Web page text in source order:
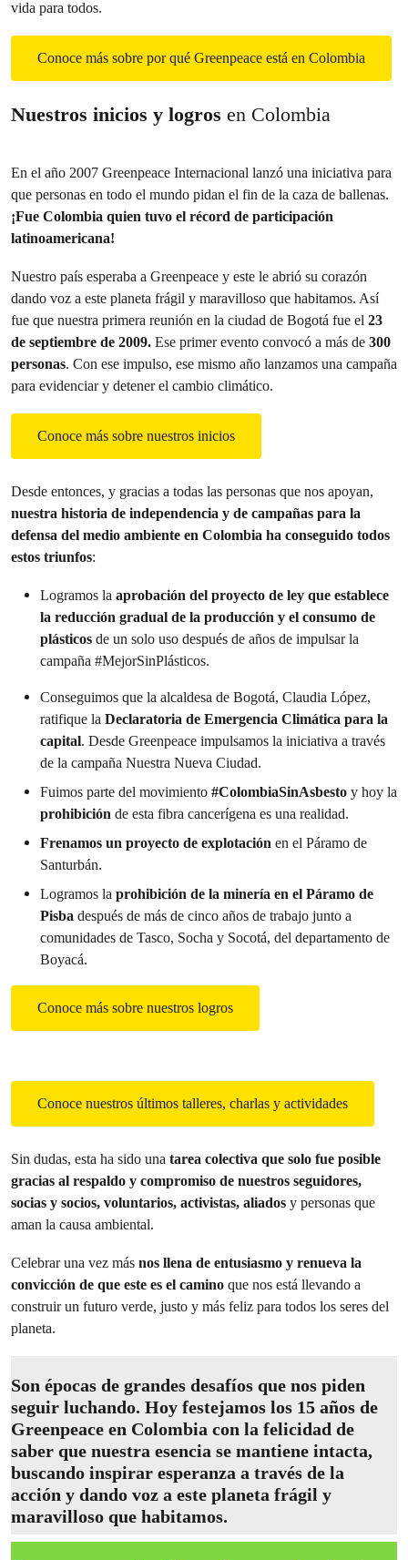
vida para todos.
Conoce más sobre por qué Greenpeace está en Colombia
Nuestros inicios y logros en Colombia
En el año 2007 Greenpeace Internacional lanzó una iniciativa para
que personas en todo el mundo pidan el fin de la caza de ballenas.
¡Fue Colombia quien tuvo el récord de participación
latinoamericana!
Nuestro país esperaba a Greenpeace y este le abrió su corazón
dando voz a este planeta frágil y maravilloso que habitamos. Así
fue que nuestra primera reunión en la ciudad de Bogotá fue el 23
de septiembre de 2009. Ese primer evento convocó a más de 300
personas. Con ese impulso, ese mismo año lanzamos una campaña
para evidenciar y detener el cambio climático.
Conoce más sobre nuestros inicios
Desde entonces, y gracias a todas las personas que nos apoyan,
nuestra historia de independencia y de campañas para la
defensa del medio ambiente en Colombia ha conseguido todos
estos triunfos:
Logramos la aprobación del proyecto de ley que establece
la reducción gradual de la producción y el consumo de
plásticos de un solo uso después de años de impulsar la
campaña #MejorSinPlásticos.
Conseguimos que la alcaldesa de Bogotá, Claudia López,
ratifique la Declaratoria de Emergencia Climática para la
capital. Desde Greenpeace impulsamos la iniciativa a través
de la campaña Nuestra Nueva Ciudad.
Fuimos parte del movimiento #ColombiaSinAsbesto y hoy la
prohibición de esta fibra cancerígena es una realidad.
Frenamos un proyecto de explotación en el Páramo de
Santurbán.
Logramos la prohibición de la minería en el Páramo de
Pisba después de más de cinco años de trabajo junto a
comunidades de Tasco, Socha y Socotá, del departamento de
Boyacá.
Conoce más sobre nuestros logros
Conoce nuestros últimos talleres, charlas y actividades
Sin dudas, esta ha sido una tarea colectiva que solo fue posible
gracias al respaldo y compromiso de nuestros seguidores,
socias y socios, voluntarios, activistas, aliados y personas que
aman la causa ambiental.
Celebrar una vez más nos llena de entusiasmo y renueva la
convicción de que este es el camino que nos está llevando a
construir un futuro verde, justo y más feliz para todos los seres del
planeta.
Son épocas de grandes desafíos que nos piden
seguir luchando. Hoy festejamos los 15 años de
Greenpeace en Colombia con la felicidad de
saber que nuestra esencia se mantiene intacta,
buscando inspirar esperanza a través de la
acción y dando voz a este planeta frágil y
maravilloso que habitamos.